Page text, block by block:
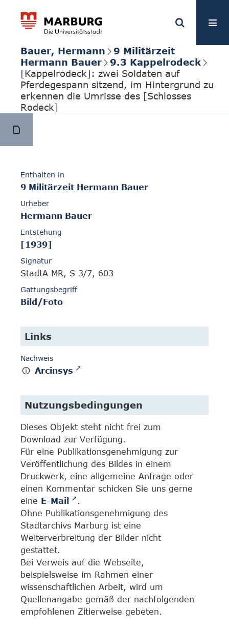
Bauer, Hermann
9 Militärzeit
Hermann Bauer
9.3 Kappelrodeck
[Kappelrodeck]: zwei Soldaten auf
Pferdegespann sitzend, im Hintergrund zu
erkennen die Umrisse des [Schlosses
Rodeck]
Enthalten in
9 Militärzeit Hermann Bauer
Urheber
Hermann Bauer
Entstehung
[1939]
Signatur
StadtA MR, S 3/7, 603
Gattungsbegriff
Bild/Foto
Links
Nachweis
Arcinsys
Nutzungsbedingungen
Dieses Objekt steht nicht frei zum
Download zur Verfügung.
Für eine Publikationsgenehmigung zur
Veröffentlichung des Bildes in einem
Druckwerk, eine allgemeine Anfrage oder
einen Kommentar schicken Sie uns gerne
eine E-Mail
.
Ohne Publikationsgenehmigung des
Stadtarchivs Marburg ist eine
Weiterverbreitung der Bilder nicht
gestattet.
Bei Verweis auf die Webseite,
beispielsweise im Rahmen einer
wissenschaftlichen Arbeit, wird um
Quellenangabe gemäß der nachfolgenden
empfohlenen Zitierweise gebeten.